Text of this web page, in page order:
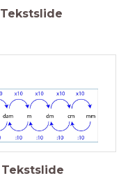
Tekstslide
Tekstslide